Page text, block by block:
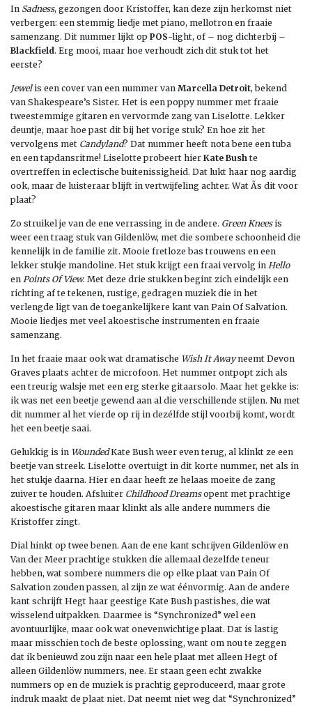
In Sadness, gezongen door Kristoffer, kan deze zijn herkomst niet
verbergen: een stemmig liedje met piano, mellotron en fraaie
samenzang. Dit nummer lijkt op POS-light, of – nog dichterbij –
Blackfield . Erg mooi, maar hoe verhoudt zich dit stuk tot het
eerste?
Jewelis een cover van een nummer van Marcella Detroit, bekend
van Shakespeare’s Sister. Het is een poppy nummer met fraaie
tweestemmige gitaren en vervormde zang van Liselotte. Lekker
deuntje, maar hoe past dit bij het vorige stuk? En hoe zit het
vervolgens met Candyland? Dat nummer heeft nota bene een tuba
en een tapdansritme! Liselotte probeert hier Kate Bush te
overtreffen in eclectische buitenissigheid. Dat lukt haar nog aardig
ook, maar de luisteraar blijft in vertwijfeling achter. Wat Ã­s dit voor
plaat?
Zo struikel je van de ene verrassing in de andere. Green Kneesis
weer een traag stuk van Gildenlöw, met die sombere schoonheid die
kennelijk in de familie zit. Mooie fretloze bas trouwens en een
lekker stukje mandoline. Het stuk krijgt een fraai vervolg in Hello
en Points Of View. Met deze drie stukken begint zich eindelijk een
richting af te tekenen, rustige, gedragen muziek die in het
verlengde ligt van de toegankelijkere kant van Pain Of Salvation.
Mooie liedjes met veel akoestische instrumenten en fraaie
samenzang.
In het fraaie maar ook wat dramatische Wish It Awayneemt Devon
Graves plaats achter de microfoon. Het nummer ontpopt zich als
een treurig walsje met een erg sterke gitaarsolo. Maar het gekke is:
ik was net een beetje gewend aan al die verschillende stijlen. Nu met
dit nummer al het vierde op rij in dezélfde stijl voorbij komt, wordt
het een beetje saai.
Gelukkig is in WoundedKate Bush weer even terug, al klinkt ze een
beetje van streek. Liselotte overtuigt in dit korte nummer, net als in
het stukje daarna. Hier en daar heeft ze helaas moeite de zang
zuiver te houden. Afsluiter Childhood Dreamsopent met prachtige
akoestische gitaren maar klinkt als alle andere nummers die
Kristoffer zingt.
Dial hinkt op twee benen. Aan de ene kant schrijven Gildenlöw en
Van der Meer prachtige stukken die allemaal dezelfde teneur
hebben, wat sombere nummers die op elke plaat van Pain Of
Salvation zouden passen, al zijn ze wat éénvormig. Aan de andere
kant schrijft Hegt haar geestige Kate Bush pastishes, die wat
wisselend uitpakken. Daarmee is “Synchronized” wel een
avontuurlijke, maar ook wat onevenwichtige plaat. Dat is lastig
maar misschien toch de beste oplossing, want om nou te zeggen
dat ik benieuwd zou zijn naar een hele plaat met alleen Hegt of
alleen Gildenlöw nummers, nee. Er staan geen echt zwakke
nummers op en de muziek is prachtig geproduceerd, maar grote
indruk maakt de plaat niet. Dat neemt niet weg dat “Synchronized”